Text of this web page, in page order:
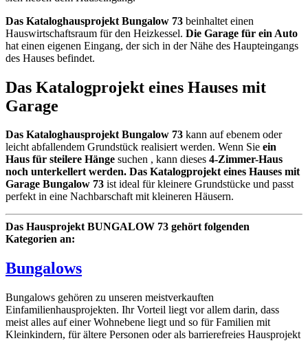
Das Kataloghausprojekt Bungalow 73 beinhaltet einen
Hauswirtschaftsraum für den Heizkessel. Die Garage für ein Auto
hat einen eigenen Eingang, der sich in der Nähe des Haupteingangs
des Hauses befindet.
Das Katalogprojekt eines Hauses mit
Garage
Das Kataloghausprojekt Bungalow 73 kann auf ebenem oder
leicht abfallendem Grundstück realisiert werden. Wenn Sie ein
Haus für steilere Hänge suchen , kann dieses 4-Zimmer-Haus
noch unterkellert werden. Das Katalogprojekt eines Hauses mit
Garage Bungalow 73 ist ideal für kleinere Grundstücke und passt
perfekt in eine Nachbarschaft mit kleineren Häusern.
Das Hausprojekt BUNGALOW 73 gehört folgenden
Kategorien an:
Bungalows
Bungalows gehören zu unseren meistverkauften
Einfamilienhausprojekten. Ihr Vorteil liegt vor allem darin, dass
meist alles auf einer Wohnebene liegt und so für Familien mit
Kleinkindern, für ältere Personen oder als barrierefreies Hausprojekt